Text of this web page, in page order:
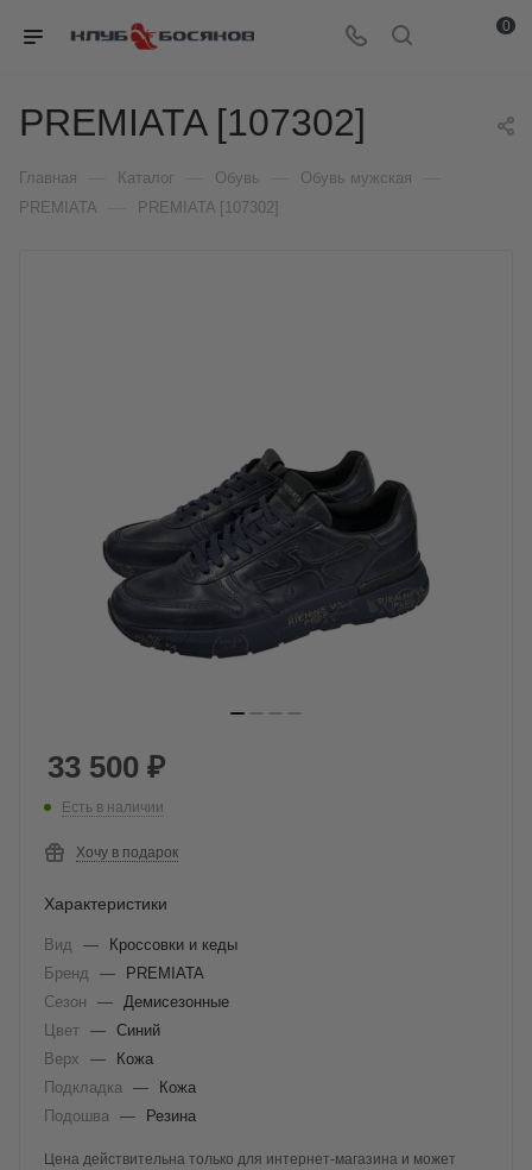
0
PREMIATA [107302]
Главная Каталог Обувь Обувь мужская
PREMIATA PREMIATA [107302]
33 500 ₽
Есть в наличии
Хочу в подарок
Характеристики
Вид —
Кроссовки и кеды
Бренд
—
PREMIATA
Сезон
—
Демисезонные
Цвет — Синий
Верх
—
Кожа
Подкладка
—
Кожа
Подошва
— Резина
Цена действительна только для интернет-магазина и может